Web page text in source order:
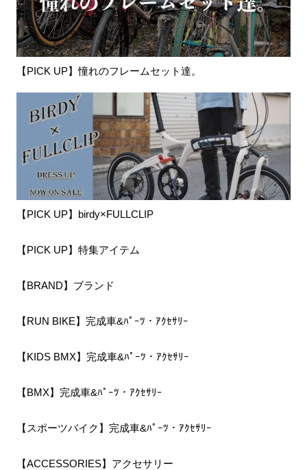
【PICK UP】憧れのフレームセット達。
【PICK UP】birdy×FULLCLIP
【PICK UP】特集アイテム
【BRAND】ブランド
【RUN BIKE】完成車&ﾊﾟｰﾂ・ｱｸｾｻﾘｰ
【KIDS BMX】完成車&ﾊﾟｰﾂ・ｱｸｾｻﾘｰ
【BMX】完成車&ﾊﾟｰﾂ・ｱｸｾｻﾘｰ
【スポーツバイク】完成車&ﾊﾟｰﾂ・ｱｸｾｻﾘｰ
【ACCESSORIES】アクセサリー